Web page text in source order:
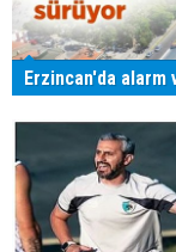
Erzincan'da alarm